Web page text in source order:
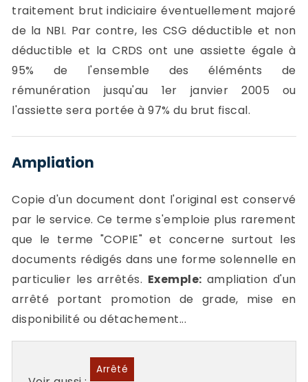
traitement brut indiciaire éventuellement majoré
de la NBI. Par contre, les CSG déductible et non
déductible et la CRDS ont une assiette égale à
95% de l'ensemble des éléménts de
rémunération jusqu'au 1er janvier 2005 ou
l'assiette sera portée à 97% du brut fiscal.
Ampliation
Copie d'un document dont l'original est conservé
par le service. Ce terme s'emploie plus rarement
que le terme "COPIE" et concerne surtout les
documents rédigés dans une forme solennelle en
particulier les arrêtés. Exemple: ampliation d'un
arrêté portant promotion de grade, mise en
disponibilité ou détachement...
Arrêté